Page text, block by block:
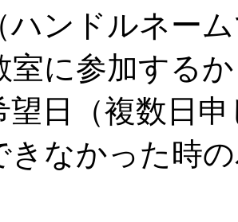
ハンドルネー
室に参加する
望日（複数日
なかった時